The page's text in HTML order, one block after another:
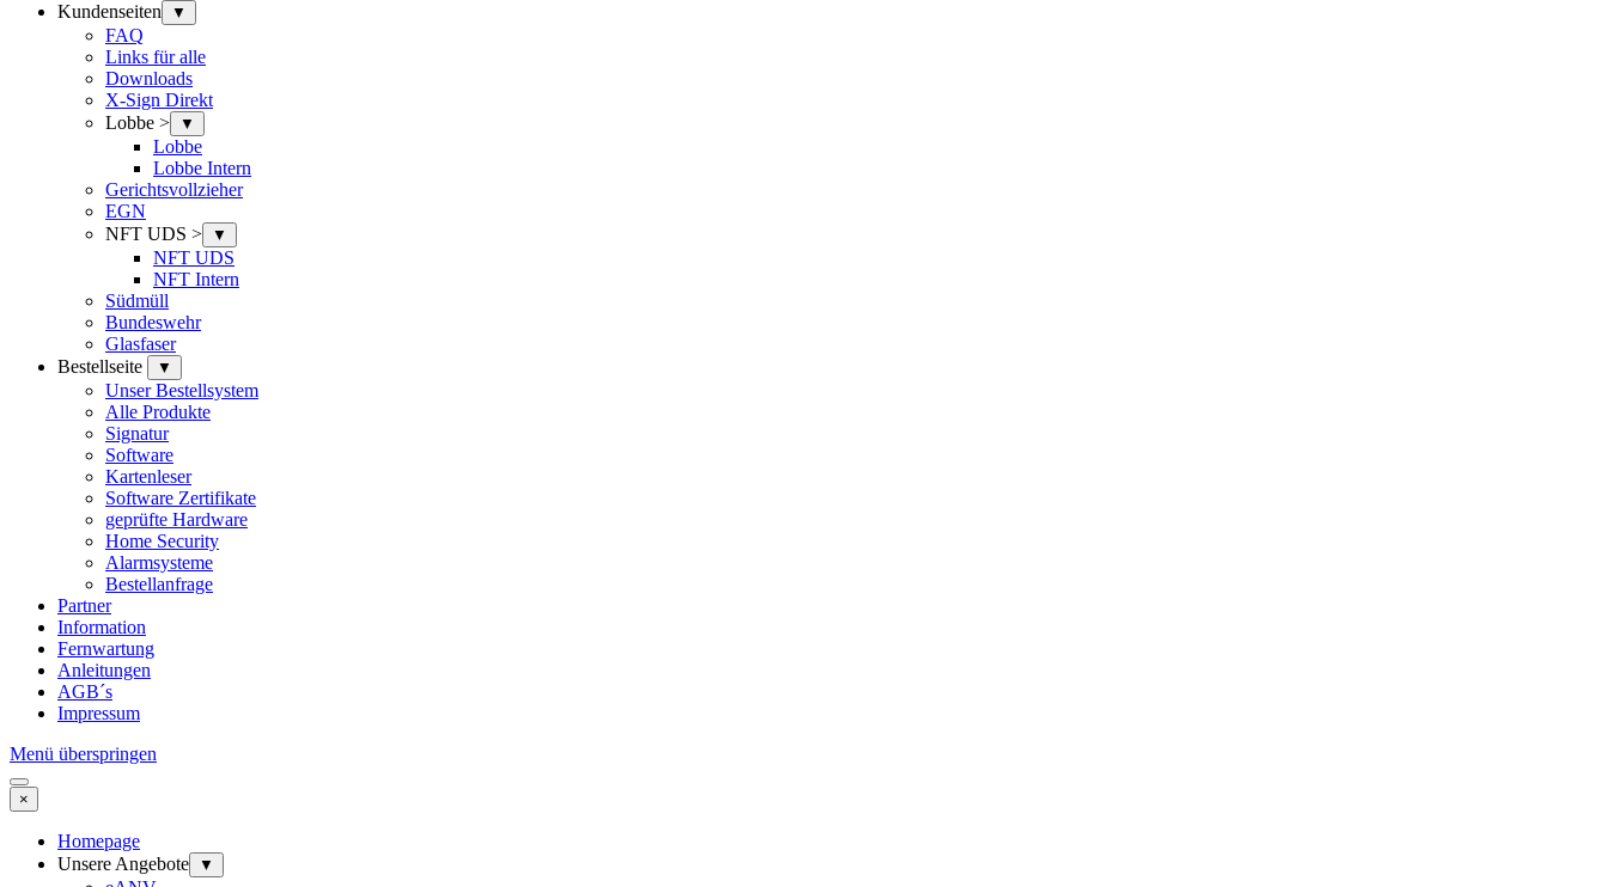
Kundenseiten
▼
FAQ
Links für alle
Downloads
X-Sign Direkt
Lobbe >
▼
Lobbe
Lobbe Intern
Gerichtsvollzieher
EGN
NFT UDS >
▼
NFT UDS
NFT Intern
Südmüll
Bundeswehr
Glasfaser
Bestellseite
▼
Unser Bestellsystem
Alle Produkte
Signatur
Software
Kartenleser
Software Zertifikate
geprüfte Hardware
Home Security
Alarmsysteme
Bestellanfrage
Partner
Information
Fernwartung
Anleitungen
AGB´s
Impressum
Menü überspringen
×
Homepage
Unsere Angebote
▼